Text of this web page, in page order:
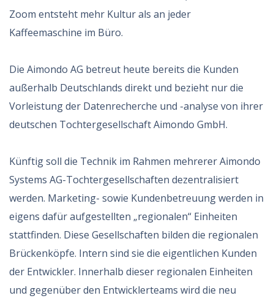
Zoom entsteht mehr Kultur als an jeder
Kaffeemaschine im Büro.
Die Aimondo AG betreut heute bereits die Kunden
außerhalb Deutschlands direkt und bezieht nur die
Vorleistung der Datenrecherche und -analyse von ihrer
deutschen Tochtergesellschaft Aimondo GmbH.
Künftig soll die Technik im Rahmen mehrerer Aimondo
Systems AG-Tochtergesellschaften dezentralisiert
werden. Marketing- sowie Kundenbetreuung werden in
eigens dafür aufgestellten „regionalen“ Einheiten
stattfinden. Diese Gesellschaften bilden die regionalen
Brückenköpfe. Intern sind sie die eigentlichen Kunden
der Entwickler. Innerhalb dieser regionalen Einheiten
und gegenüber den Entwicklerteams wird die neu